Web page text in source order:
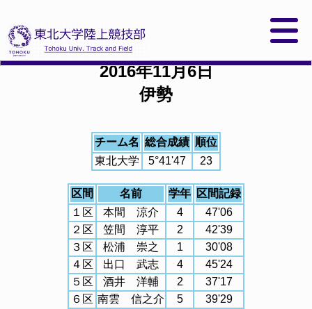
秩父宮賜杯第48回全日本大学駅伝対校選
手権大会
2016年11月6日
伊勢
チーム名 総合成績 順位
東北大学
5°41'47 23
区間 名前 学年
区間記録
１区
本間 涼介 4
47'06
２区
笠間 淳平 2
42'39
３区
松浦 崇之 1
30'08
４区
出口 武志 4
45'24
５区
酒井 洋輔 2
37'17
６区 南雲 信之介 5
39'29